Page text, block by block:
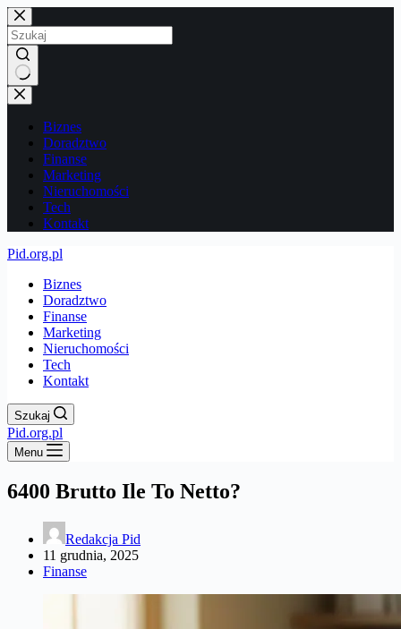
Przejdź
do
treści
Brak
wyników
Biznes
Doradztwo
Finanse
Marketing
Nieruchomości
Tech
Kontakt
Pid.org.pl
Biznes
Doradztwo
Finanse
Marketing
Nieruchomości
Tech
Kontakt
Szukaj
Pid.org.pl
Menu
6400 Brutto Ile To Netto?
Redakcja Pid
11 grudnia, 2025
Finanse